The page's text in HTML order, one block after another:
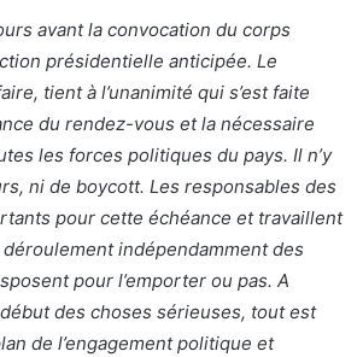
avant la convocation du corps
présidentielle anticipée. Le
tient à l’unanimité qui s’est faite
du rendez-vous et la nécessaire
les forces politiques du pays. Il n’y
ni de boycott. Les responsables des
pour cette échéance et travaillent
indépendamment des
pour l’emporter ou pas. A
des choses sérieuses, tout est
de l’engagement politique et